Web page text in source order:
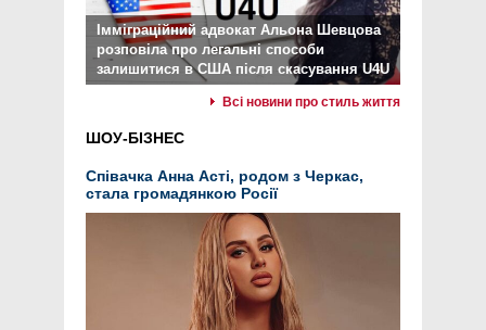
Імміграційний адвокат Альона Шевцова
розповіла про легальні способи
залишитися в США після скасування U4U
Всі новини про стиль життя
ШОУ-БІЗНЕС
Співачка Анна Асті, родом з Черкас,
стала громадянкою Росії